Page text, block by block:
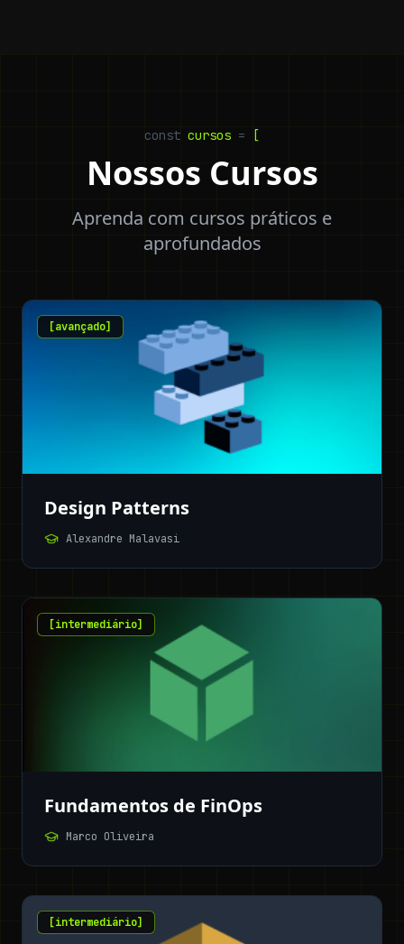
const cursos = [
Nossos Cursos
Aprenda com cursos práticos e
aprofundados
[avançado]
Design Patterns
Alexandre Malavasi
[intermediário]
Fundamentos de FinOps
Marco Oliveira
[intermediário]